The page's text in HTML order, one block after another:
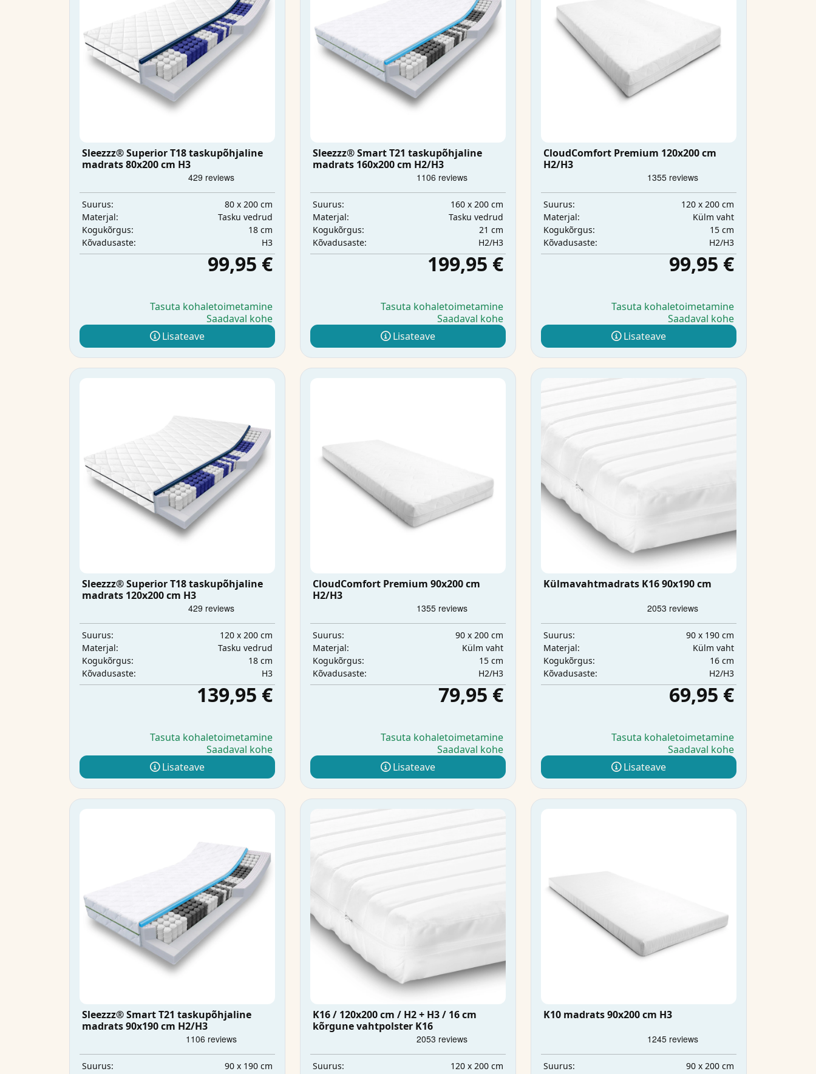
Sleezzz® Superior T18 taskupõhjaline
madrats 80x200 cm H3
Suurus:
80 x 200 cm
Materjal:
Tasku vedrud
Kogukõrgus:
18 cm
Kõvadusaste:
H3
99,95 €
Tasuta kohaletoimetamine
Saadaval kohe
Lisateave
Sleezzz® Smart T21 taskupõhjaline
madrats 160x200 cm H2/H3
Suurus:
160 x 200 cm
Materjal:
Tasku vedrud
Kogukõrgus:
21 cm
Kõvadusaste:
H2/H3
199,95 €
Tasuta kohaletoimetamine
Saadaval kohe
Lisateave
CloudComfort Premium 120x200 cm
H2/H3
Suurus:
120 x 200 cm
Materjal:
Külm vaht
Kogukõrgus:
15 cm
Kõvadusaste:
H2/H3
99,95 €
Tasuta kohaletoimetamine
Saadaval kohe
Lisateave
Sleezzz® Superior T18 taskupõhjaline
madrats 120x200 cm H3
Suurus:
120 x 200 cm
Materjal:
Tasku vedrud
Kogukõrgus:
18 cm
Kõvadusaste:
H3
139,95 €
Tasuta kohaletoimetamine
Saadaval kohe
Lisateave
CloudComfort Premium 90x200 cm
H2/H3
Suurus:
90 x 200 cm
Materjal:
Külm vaht
Kogukõrgus:
15 cm
Kõvadusaste:
H2/H3
79,95 €
Tasuta kohaletoimetamine
Saadaval kohe
Lisateave
Külmavahtmadrats K16 90x190 cm
Suurus:
90 x 190 cm
Materjal:
Külm vaht
Kogukõrgus:
16 cm
Kõvadusaste:
H2/H3
69,95 €
Tasuta kohaletoimetamine
Saadaval kohe
Lisateave
Sleezzz® Smart T21 taskupõhjaline
madrats 90x190 cm H2/H3
Suurus:
90 x 190 cm
K16 / 120x200 cm / H2 + H3 / 16 cm
kõrgune vahtpolster K16
Suurus:
120 x 200 cm
K10 madrats 90x200 cm H3
Suurus:
90 x 200 cm